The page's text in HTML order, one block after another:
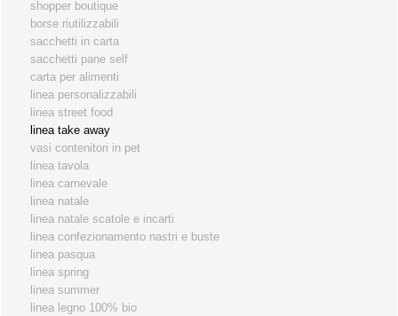
i partners
servizio clienti
fiere
shopper boutique
borse riutilizzabili
sacchetti in carta
sacchetti pane self
carta per alimenti
linea personalizzabili
linea street food
linea take away
vasi contenitori in pet
linea tavola
linea carnevale
linea natale
linea natale scatole e incarti
linea confezionamento nastri e buste
linea pasqua
linea spring
linea summer
linea legno 100% bio